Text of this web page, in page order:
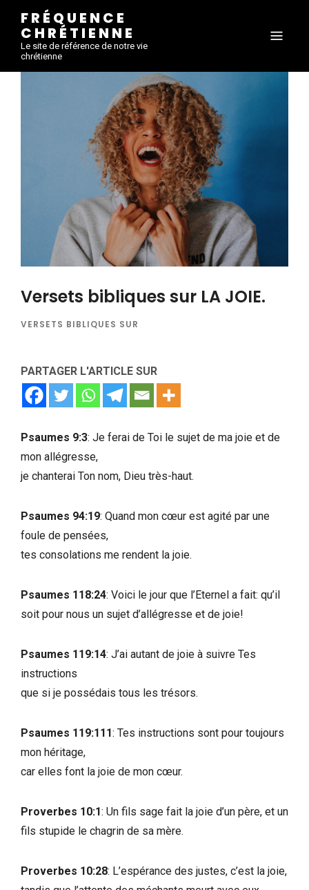
FRÉQUENCE
CHRÉTIENNE
Le site de référence de notre vie
chrétienne
Versets bibliques sur LA JOIE.
VERSETS BIBLIQUES SUR
PARTAGER L'ARTICLE SUR
Psaumes 9:3: Je ferai de Toi le sujet de ma joie et de
mon allégresse,
je chanterai Ton nom, Dieu très-haut.
Psaumes 94:19: Quand mon cœur est agité par une
foule de pensées,
tes consolations me rendent la joie.
Psaumes 118:24: Voici le jour que l’Eternel a fait: qu’il
soit pour nous un sujet d’allégresse et de joie!
Psaumes 119:14: J’ai autant de joie à suivre Tes
instructions
que si je possédais tous les trésors.
Psaumes 119:111: Tes instructions sont pour toujours
mon héritage,
car elles font la joie de mon cœur.
Proverbes 10:1: Un fils sage fait la joie d’un père, et un
fils stupide le chagrin de sa mère.
Proverbes 10:28: L’espérance des justes, c’est la joie,